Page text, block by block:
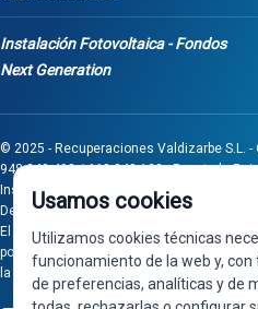
Instalación Fotovoltaica - Fondos
Next Generation
© 2025 - Recuperaciones Valdizarbe S.L. -
948 340 498 / 668 848 123 - Puente la
Inscrita en el Registro Mercantil de
Desarrollado porSeintosoft
El proyecto de inversión "0011-0558-
por Gobierno de Navarra al amparo de la
la inversión en pymes industriales
Usamos cookies
Utilizamos cookies técnicas
funcionamiento de la web y,
de preferencias, analíticas y de